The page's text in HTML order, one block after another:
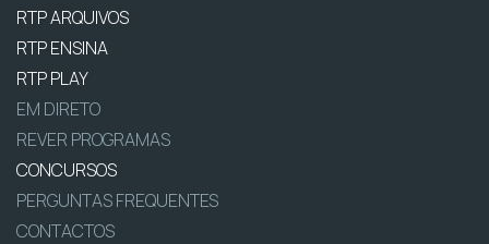
RTP ARQUIVOS
RTP ENSINA
RTP PLAY
EM DIRETO
REVER PROGRAMAS
CONCURSOS
PERGUNTAS FREQUENTES
CONTACTOS